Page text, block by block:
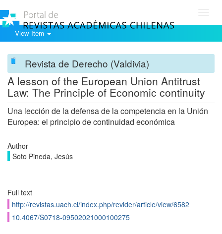
View Item
Revista de Derecho (Valdivia)
A lesson of the European Union Antitrust
Law: The Principle of Economic continuity
Una lección de la defensa de la competencia en la Unión
Europea: el principio de continuidad económica
Author
Soto Pineda, Jesús
Full text
http://revistas.uach.cl/index.php/revider/article/view/6582
10.4067/S0718-09502021000100275